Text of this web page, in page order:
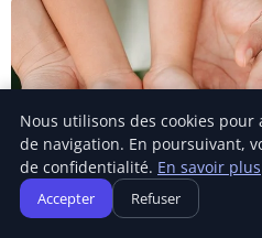
Nous utilisons des cookies
de navigation. En poursuivant,
de confidentialité. En savoir plus
Accepter Refuser